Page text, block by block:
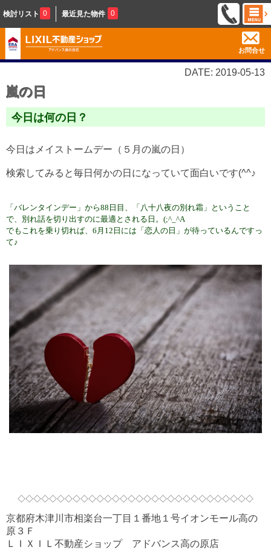
検討リスト 0 最近見た物件 0
お問合せ
DATE: 2019-05-13
嵐の日
今日は何の日？
今日はメイストームデー（５月の嵐の日）
検索してみると毎日何かの日になっていて面白いです(^^♪
「バレンタインデー」から88日目、「八十八夜の別れ霜」ということ
で、別れ話を切り出すのに最適とされる日。(;^_^A
でも これを乗り切れば、6月12日には「恋人の日」が待っているんですっ
て♪
◇◇◇◇◇◇◇◇◇◇◇◇◇◇◇◇◇◇◇◇◇◇◇◇◇◇◇◇◇◇
京都府木津川市相楽台一丁目１番地１号イオンモール高の
原３Ｆ
ＬＩＸＩＬ不動産ショップ アドバンス高の原店